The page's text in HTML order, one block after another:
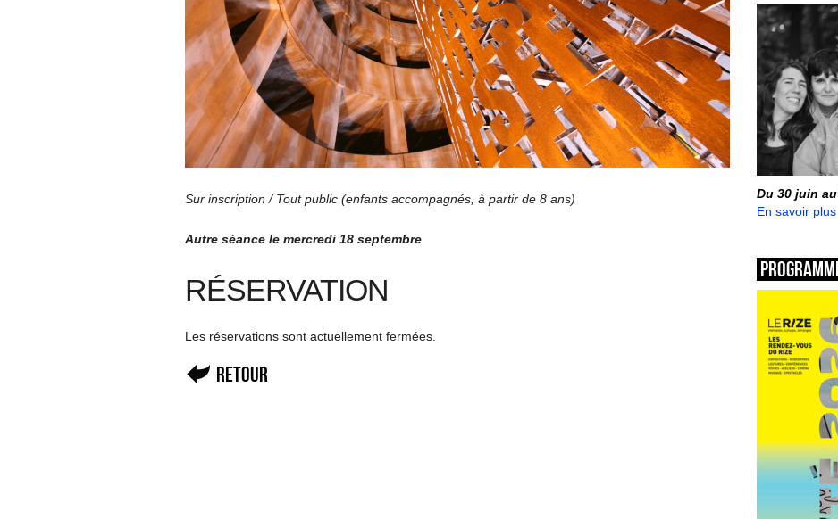
Sur inscription / Tout public (enfants accompagnés, à partir de 8 ans)
Autre séance le mercredi 18 septembre
RÉSERVATION
Les réservations sont actuellement fermées.
Retour
Du 30 juin
En savoir plus